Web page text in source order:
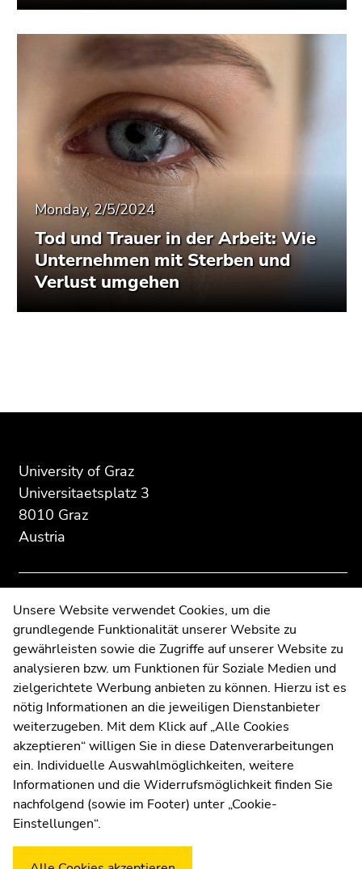
Monday, 2/5/2024
Tod und Trauer in der Arbeit: Wie
Unternehmen mit Sterben und
Verlust umgehen
section:
University of Graz
Universitaetsplatz 3
8010 Graz
Austria
Contact
Web Editors
Moodle
UNIGRAZonline
Imprint
Data Protection Declaration
Accessibility Declaration
WeatherstationUni Graz
page
overview
page
page
overview
page
Unsere Website verwendet Cookies, um die
grundlegende Funktionalität unserer Website zu
gewährleisten sowie die Zugriffe auf unserer Website zu
analysieren bzw. um Funktionen für Soziale Medien und
zielgerichtete Werbung anbieten zu können. Hierzu ist es
nötig Informationen an die jeweiligen Dienstanbieter
weiterzugeben. Mit dem Klick auf „Alle Cookies
akzeptieren“ willigen Sie in diese Datenverarbeitungen
ein. Individuelle Auswahlmöglichkeiten, weitere
Informationen und die Widerrufsmöglichkeit finden Sie
nachfolgend (sowie im Footer) unter „Cookie-
Einstellungen“.